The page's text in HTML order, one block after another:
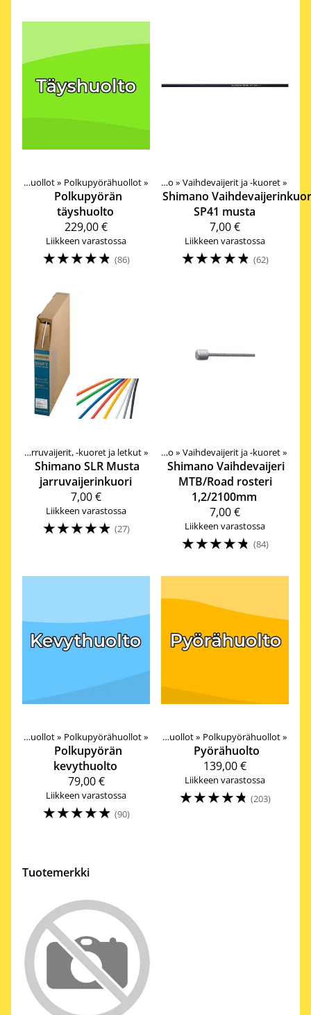
Huollot‪» Polkupyörähuollot‪»
Polkupyörän
täyshuolto
229,00 €
Liikkeen varastossa
☆☆☆☆☆ (86)
Tuotteet‪»Komponentit ‪» Vetokoneisto ‪» Vaihdevaijerit ja -kuoret‪»
Shimano
SP41 musta
7,00 €
Liikkeen varastossa
☆☆☆☆☆ (62)
Jarruvaijerit, -kuoret ja letkut‪»
Shimano SLR Musta
jarruvaijerinkuori
7,00 €
Liikkeen varastossa
☆☆☆☆☆ (27)
Tuotteet‪»Komponentit‪» Vetokoneisto ‪» Vaihdevaijerit ja -kuoret‪»
Shimano Vaihdevaijeri
MTB/Road rosteri
1,2/2100mm
7,00 €
Liikkeen varastossa
☆☆☆☆☆ (84)
Huollot‪» Polkupyörähuollot‪»
Polkupyörän
kevythuolto
79,00 €
Liikkeen varastossa
☆☆☆☆☆ (90)
Tuotteet Huollot‪» Polkupyörähuollot‪»
Pyörähuolto
139,00 €
Liikkeen varastossa
☆☆☆☆☆ (203)
Tuotemerkki